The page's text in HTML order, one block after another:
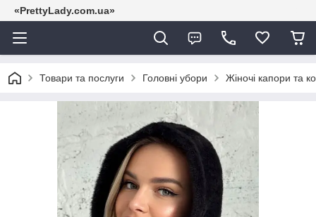
«PrettyLady.com.ua»
Товари та послуги Головні убори Жіночі капори та